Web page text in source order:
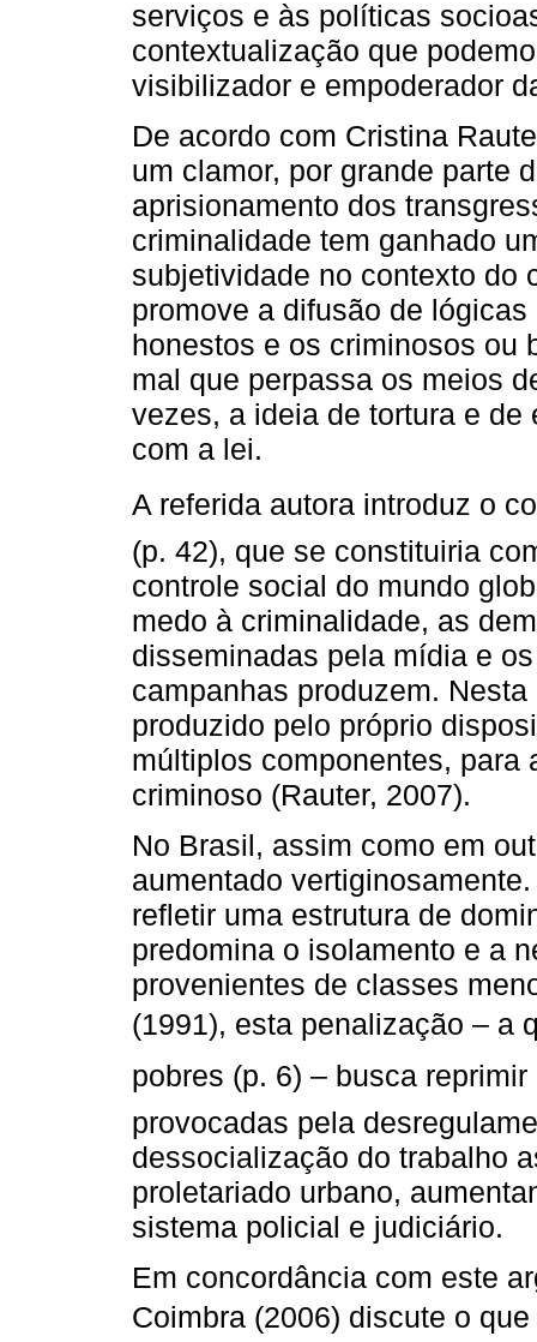
serviços e às políticas
contextualização que
visibilizador e empoderador
De acordo com Cristina
um clamor, por grande parte
aprisionamento dos
criminalidade tem ganhado
subjetividade no contexto do
promove a difusão de
honestos e os criminosos ou
mal que perpassa os meios
vezes, a ideia de tortura e
com a lei.
A referida autora introduz o
(p. 42), que se constituiria
controle social do mundo
medo à criminalidade, as
disseminadas pela mídia e
campanhas produzem.
produzido pelo próprio
múltiplos componentes, para
criminoso (Rauter, 2007).
No Brasil, assim como em
aumentado
refletir uma estrutura de
predomina o isolamento e a
provenientes de classes
(1991), esta penalização – a
pobres (p. 6) – busca
provocadas pela
dessocialização do trabalho
proletariado urbano,
sistema policial e judiciário.
Em concordância com este
Coimbra (2006) discute o que